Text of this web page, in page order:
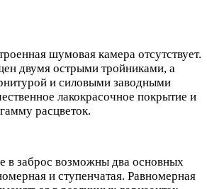
шумовая камера отсутствует.
двумя острыми тройниками, а
и силовыми заводными
лакокрасочное покрытие и
расцветок.
в заброс возможны два основных
и ступенчатая. Равномерная